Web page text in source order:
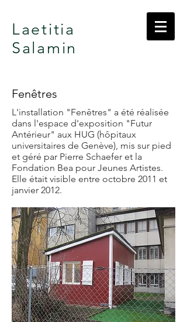
Laetitia
Salamin
Fenêtres
L'installation "Fenêtres" a été réalisée
dans l'espace d'exposition "Futur
Antérieur" aux HUG (hôpitaux
universitaires de Genève), mis sur pied
et géré par Pierre Schaefer et la
Fondation Bea pour Jeunes Artistes.
Elle était visible entre octobre 2011 et
janvier 2012.